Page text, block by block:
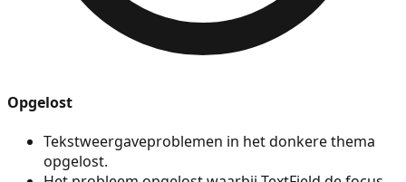
Opgelost
Tekstweergaveproblemen in het donkere thema
opgelost.